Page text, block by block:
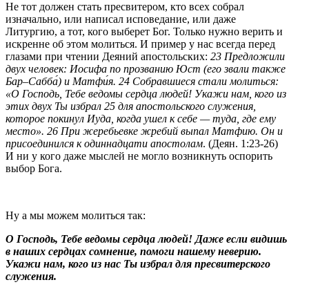
Не тот должен стать пресвитером, кто всех собрал
изначально, или написал исповедание, или даже
Литургию, а тот, кого выберет Бог. Только нужно верить и
искренне об этом молиться. И пример у нас всегда перед
глазами при чтении Деяний апостольских: 23 Предложили
двух человек: Иосифа по прозванию Юст (его звали также
Бар–Сабба́) и Матфи́я. 24 Собравшиеся стали молиться:
«О Господь, Тебе ведомы сердца людей! Укажи нам, кого из
этих двух Ты избрал 25 для апостольского служения,
которое покинул Иуда, когда ушел к себе — туда, где ему
место». 26 При жеребьевке жребий выпал Матфию. Он и
присоединился к одиннадцати апостолам. (Деян. 1:23-26)
И ни у кого даже мыслей не могло возникнуть оспорить
выбор Бога.
Ну а мы можем молиться так:
О Господь, Тебе ведомы сердца людей! Даже если видишь
в наших сердцах сомнение, помоги нашему неверию.
Укажи нам, кого из нас Ты избрал для пресвитерского
служения.